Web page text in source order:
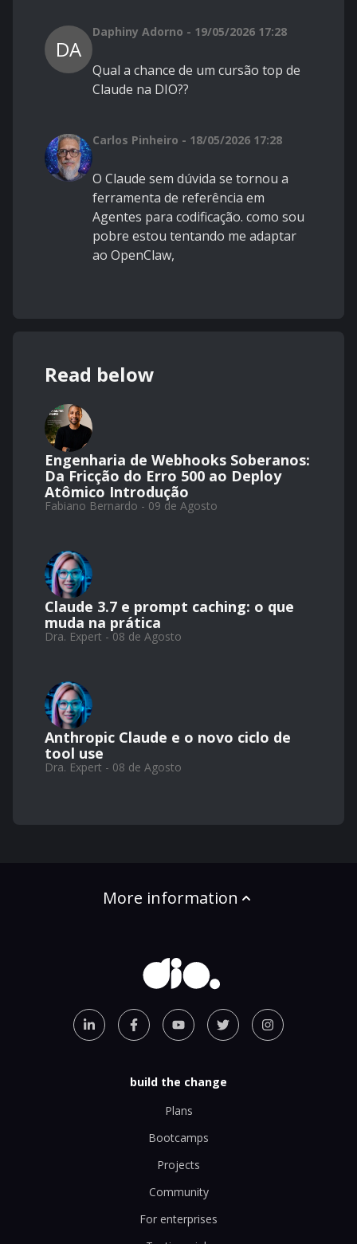
DA
Daphiny Adorno - 19/05/2026 17:28
Qual a chance de um cursão top de
Claude na DIO??
Carlos Pinheiro - 18/05/2026 17:28
O Claude sem dúvida se tornou a
ferramenta de referência em
Agentes para codificação. como sou
pobre estou tentando me adaptar
ao OpenClaw,
Read below
Engenharia de Webhooks Soberanos:
Da Fricção do Erro 500 ao Deploy
Atômico Introdução
Fabiano Bernardo - 09 de Agosto
Claude 3.7 e prompt caching: o que
muda na prática
Dra. Expert - 08 de Agosto
Anthropic Claude e o novo ciclo de
tool use
Dra. Expert - 08 de Agosto
More information
build the change
Plans
Bootcamps
Projects
Community
For enterprises